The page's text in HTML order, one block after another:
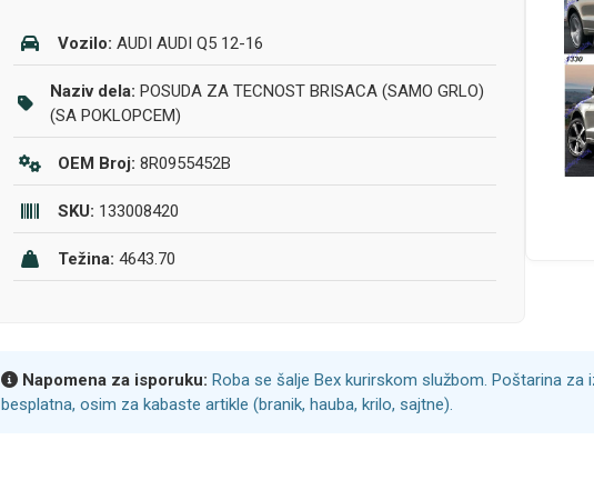
Vozilo: AUDI AUDI Q5 12-16
Naziv dela: POSUDA ZA TECNOST BRISACA (SAMO GRLO)
(SA POKLOPCEM)
OEM Broj: 8R0955452B
SKU: 133008420
Težina: 4643.70
Napomena za isporuku: Roba se šalje Bex kurirskom službom. Poštarina za
besplatna, osim za kabaste artikle (branik, hauba, krilo, sajtne).